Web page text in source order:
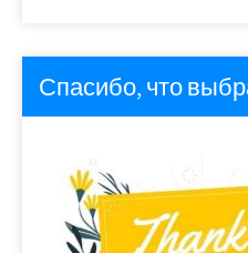
Спасибо, что